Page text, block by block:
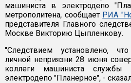
машиниста в электродепо
метрополитена, сообщает РИА
представителя Главного
Москве Викторию Цыпленкову.
"Следствием установлено,
личной неприязни 28 июня
коллеги машиниста службы
электродепо "Планерное", -